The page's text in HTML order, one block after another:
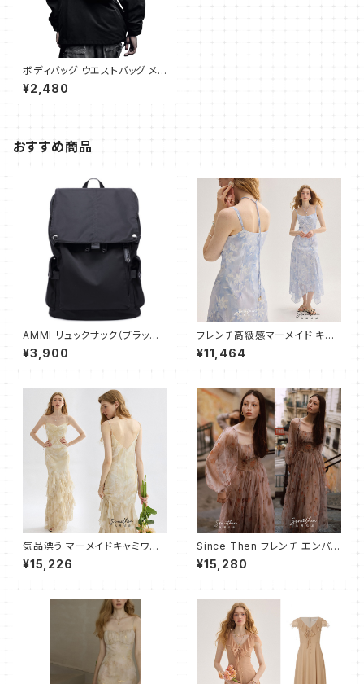
ボディバッグ ウエストバッグ メン
ズ 小さめ ウエストポーチ 斜め
がけバッグメンズ ショルダーバッ
¥2,480
おすすめ商品
AMMI リュックサック（ブラック）
大容量 通勤 通学用 登山用 ビ
ジネスリュック A4サイズ PC収
¥3,900
フレンチ高級感マーメイド キャ
ミワンピース フレア ロング
¥11,464
気品漂う マーメイドキャミワン
ピース ロング
¥15,226
Since Then フレンチ エンパイ
アワンピース ドレス フレアロン
グ
¥15,280